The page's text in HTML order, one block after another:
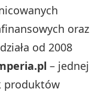
oraz
od 2008
– jednej
produktów